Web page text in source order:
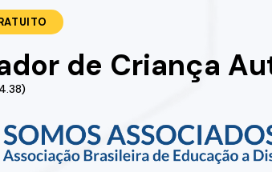
de Criança